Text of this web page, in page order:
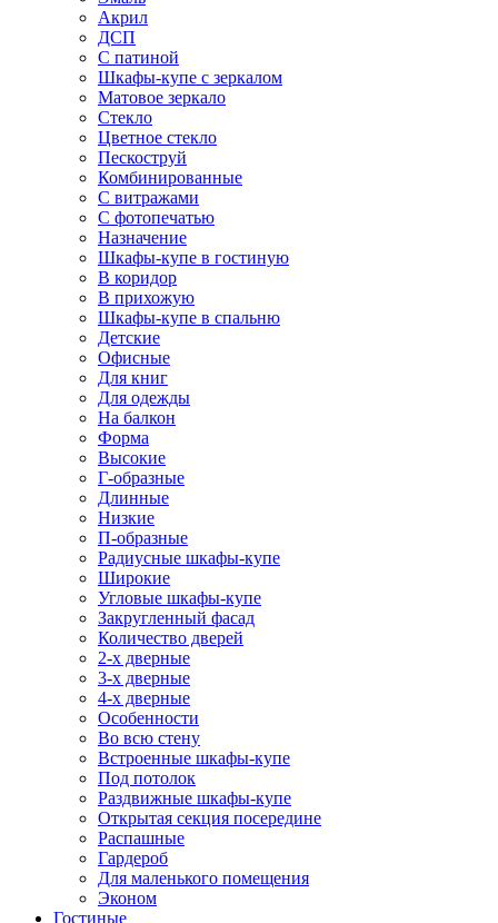
Акрил
ДСП
С патиной
Шкафы-купе с зеркалом
Матовое зеркало
Стекло
Цветное стекло
Пескоструй
Комбинированные
С витражами
С фотопечатью
Назначение
Шкафы-купе в гостиную
В коридор
В прихожую
Шкафы-купе в спальню
Детские
Офисные
Для книг
Для одежды
На балкон
Форма
Высокие
Г-образные
Длинные
Низкие
П-образные
Радиусные шкафы-купе
Широкие
Угловые шкафы-купе
Закругленный фасад
Количество дверей
2-х дверные
3-х дверные
4-х дверные
Особенности
Во всю стену
Встроенные шкафы-купе
Под потолок
Раздвижные шкафы-купе
Открытая секция посередине
Распашные
Гардероб
Для маленького помещения
Эконом
Гостиные